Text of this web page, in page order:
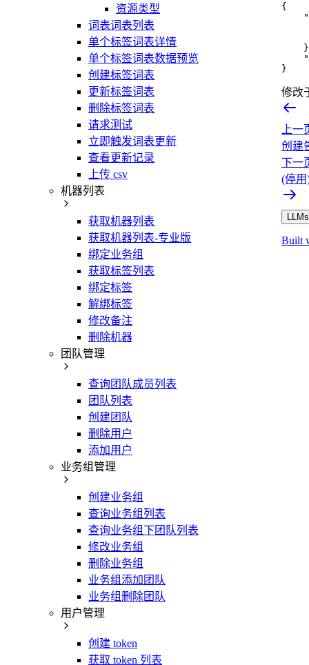
资源类型
词表词表列表
单个标签词表详情
单个标签词表数据预览
创建标签词表
更新标签词表
删除标签词表
请求测试
立即触发词表更新
查看更新记录
上传 csv
机器列表
获取机器列表
获取机器列表-专业版
绑定业务组
获取标签列表
绑定标签
解绑标签
修改备注
删除机器
团队管理
查询团队成员列表
团队列表
创建团队
删除用户
添加用户
业务组管理
创建业务组
查询业务组列表
查询业务组下团队列表
修改业务组
删除业务组
业务组添加团队
业务组删除团队
用户管理
创建 token
获取 token 列表
{
}
}
修改
上一
创建
下一
(停用
Built